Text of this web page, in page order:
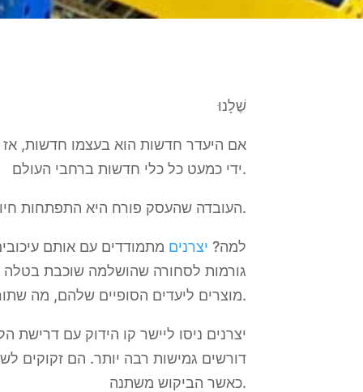
שֶׁלָנוּ
אם היעדר חדשות הוא בעצמו חדשות,
ידי כמעט כל כלי חדשות ברחבי העולם.
העובדה שהעסק פורח היא התפתחות חיובית, למרות שהיא מעבר ליכולת של רוב ארגוני ההפצה לטפל.
למה? יצרנים מתמודדים עם אותם
גורמות לסחורה שהושלמה שוכבת בטלה
מוצרים ליעדים הסופיים שלהם, מה שתורם לעלייה הכוללת במחירי ההובלה.
יצרנים ניסו ליישר קו הידוק עם דרישת
דורשים גמישות רבה יותר. הם זקוקים
כאשר הביקוש משתנה.